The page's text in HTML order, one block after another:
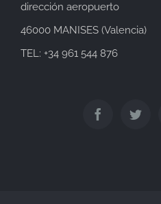
dirección aeropuerto
46000 MANISES (Valencia)
TEL: +34 961 544 876